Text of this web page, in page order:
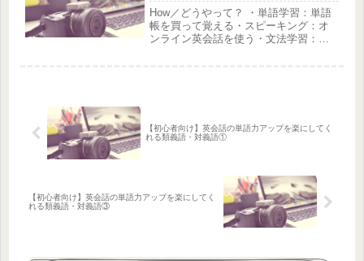
How／どうやって？ ・単語学習：単語
帳を買って覚える・スピーキング：オ
ンライン英会話を使う・文法学習：中
【初心者向け】英会話の単語力アップを楽にしてく
れる類義語・対義語①
【初心者向け】英会話の単語力アップを楽にしてく
れる類義語・対義語③